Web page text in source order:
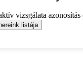
vizsgálata
listája